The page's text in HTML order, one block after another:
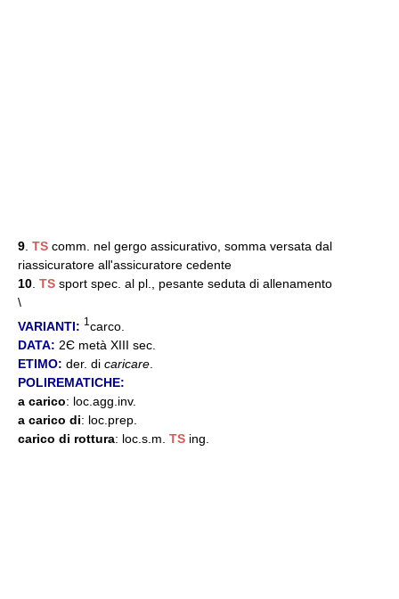
9 TS comm. nel gergo assicurativo, somma versata dal
riassicuratore all'assicuratore cedente
10 TS sport spec. al pl., pesante seduta di allenamento
\
VARIANTI: 1 carco.
DATA: 2Є metà XIII sec.
ETIMO: der. di caricare
POLIREMATICHE:
a carico: loc.agg.inv.
a carico di: loc.prep.
carico di rottura: loc.s.m. TS ing.